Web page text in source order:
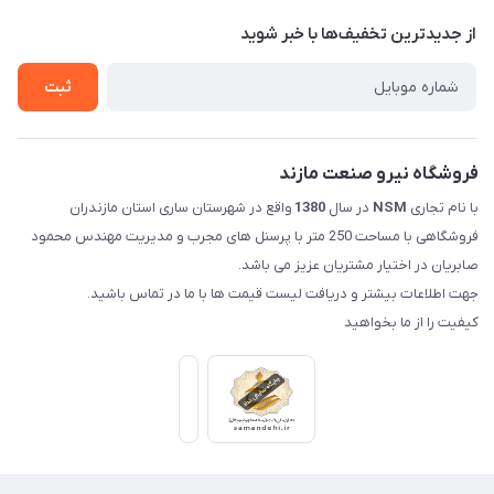
درباره ما
راهنما
از جدید‌ترین تخفیف‌ها با‌ خبر شوید
ثبت
فروشگاه نیرو صنعت مازند
با نام تجاری NSM در سال 1380 واقع در شهرستان ساری استان مازندران
فروشگاهی با مساحت 250 متر با پرسنل های مجرب و مدیریت مهندس محمود
صابریان در اختیار مشتریان عزیز می باشد.
جهت اطلاعات بیشتر و دریافت لیست قیمت ها با ما در تماس باشید.
کیفیت را از ما بخواهید